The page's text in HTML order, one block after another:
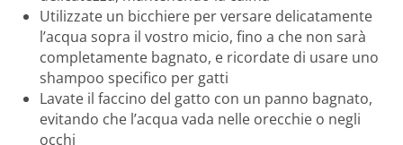
Utilizzate un bicchiere per versare delicatamente
l’acqua sopra il vostro micio, fino a che non sarà
completamente bagnato, e ricordate di usare uno
shampoo specifico per gatti
Lavate il faccino del gatto con un panno bagnato,
evitando che l’acqua vada nelle orecchie o negli
occhi